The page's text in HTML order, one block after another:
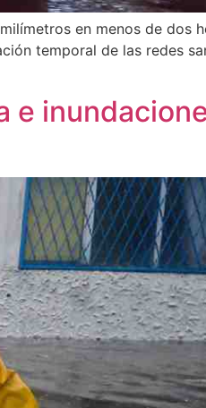
en menos de dos
temporal de las redes
e